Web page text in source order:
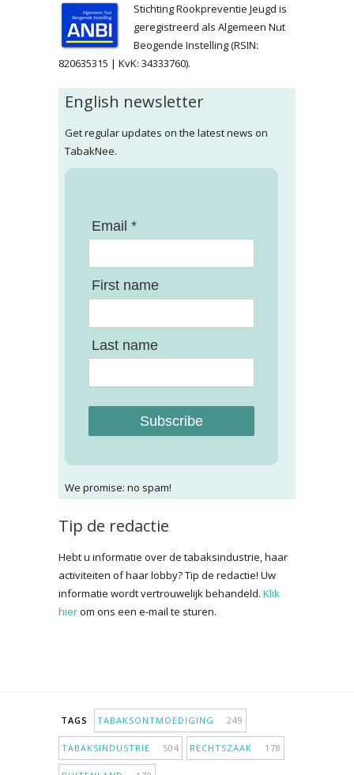
Stichting Rookpreventie Jeugd is
geregistreerd als Algemeen Nut
Beogende Instelling (RSIN:
820635315 | KvK: 34333760).
English newsletter
Get regular updates on the latest news on
TabakNee.
Email *
First name
Last name
Subscribe
We promise: no spam!
Tip de redactie
Hebt u informatie over de tabaksindustrie, haar
activiteiten of haar lobby? Tip de redactie! Uw
informatie wordt vertrouwelijk behandeld. Klik
hierom ons een e-mail te sturen.
TAGS TABAKSONTMOEDIGING 249
TABAKSINDUSTRIE 504 RECHTSZAAK 178